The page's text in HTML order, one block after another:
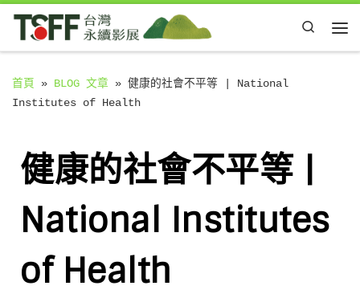
Skip to content
Search
首頁 » BLOG 文章 » 健康的社會不平等 | National
Institutes of Health
健康的社會不平等 |
National Institutes
of Health